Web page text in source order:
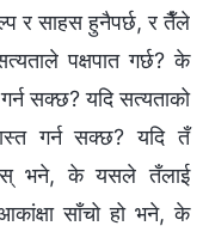
र साहस हुनैपर्छ, र तैँले
पक्षपात गर्छ? के
सक्छ? यदि सत्यताको
गर्न सक्छ? यदि तँ
भने, के यसले तँलाई
साँचो हो भने, के